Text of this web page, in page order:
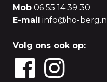
Mob 06 55 14 39 30
E-mail info@ho-berg.nl
Volg ons ook op: